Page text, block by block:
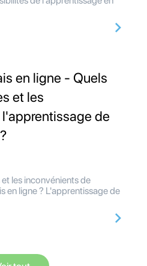
en ligne - Quels
et les
de
les inconvénients de
en ligne ? L'apprentissage de